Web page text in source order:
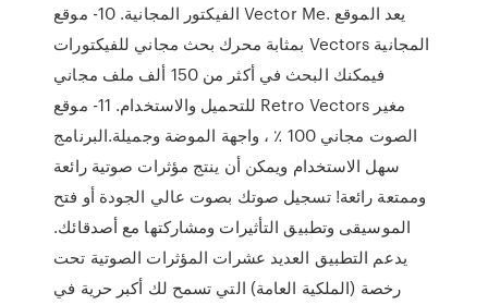
الفيكتور المجانية. 10- موقع Vector Me. يعد الموقع
بمثابة محرك بحث مجاني للفيكتورات Vectors المجانية
فيمكنك البحث في أكثر من 150 ألف ملف مجاني
للتحميل والاستخدام. 11- موقع Retro Vectors مغير
الصوت مجاني 100 ٪ ، واجهة الموضة وجميلة.البرنامج
سهل الاستخدام ويمكن أن ينتج مؤثرات صوتية رائعة
وممتعة رائعة! تسجيل صوتك بصوت عالي الجودة أو فتح
الموسيقى وتطبيق التأثيرات ومشاركتها مع أصدقائك.
يدعم التطبيق العديد عشرات المؤثرات الصوتية تحت
رخصة (الملكية العامة) التي تسمح لك أكبر حرية في